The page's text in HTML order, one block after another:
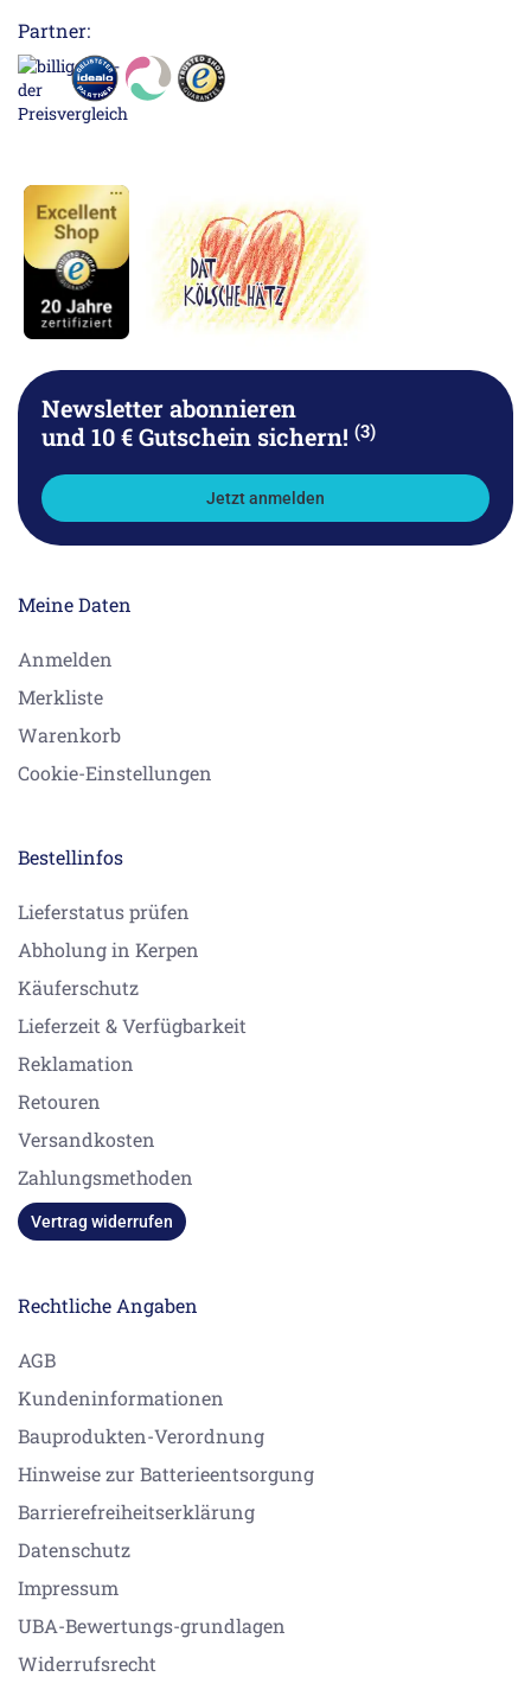
Partner:
Newsletter abonnieren
und 10 € Gutschein sichern! (3)
Jetzt anmelden
Meine Daten
Anmelden
Merkliste
Warenkorb
Cookie-Einstellungen
Bestellinfos
Lieferstatus prüfen
Abholung in Kerpen
Käuferschutz
Lieferzeit & Verfügbarkeit
Reklamation
Retouren
Versandkosten
Zahlungsmethoden
Vertrag widerrufen
Rechtliche Angaben
AGB
Kundeninformationen
Bauprodukten-Verordnung
Hinweise zur Batterieentsorgung
Barrierefreiheitserklärung
Datenschutz
Impressum
UBA-Bewertungs-grundlagen
Widerrufsrecht